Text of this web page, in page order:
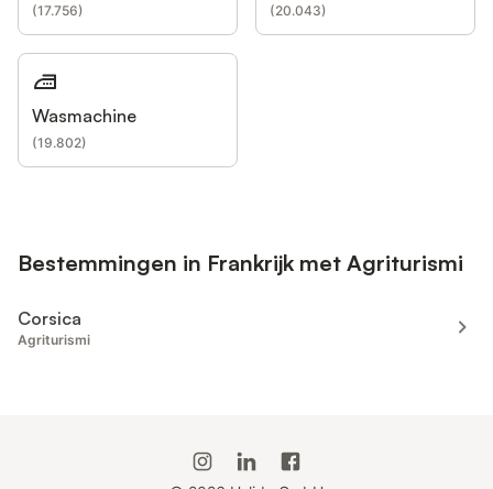
(17.756) (20.043)
Wasmachine
(19.802)
Bestemmingen in Frankrijk met Agriturismi
Corsica
Agriturismi